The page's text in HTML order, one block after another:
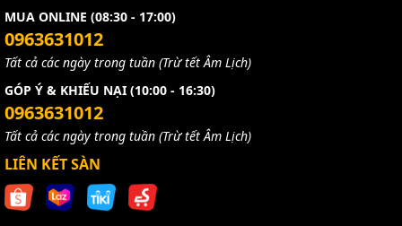
MUA ONLINE (08:30 - 17:00)
0963631012
Tất cả các ngày trong tuần (Trừ tết Âm Lịch)
GÓP Ý & KHIẾU NẠI (10:00 - 16:30)
0963631012
Tất cả các ngày trong tuần (Trừ tết Âm Lịch)
LIÊN KẾT SÀN